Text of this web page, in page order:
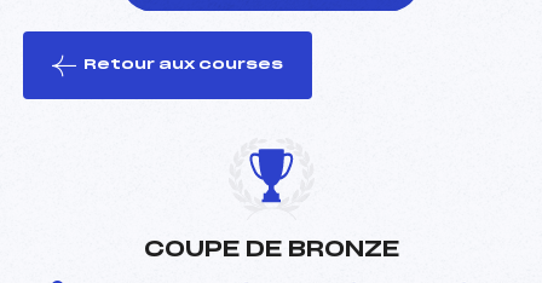
le ski
Retour aux courses
COUPE DE BRONZE